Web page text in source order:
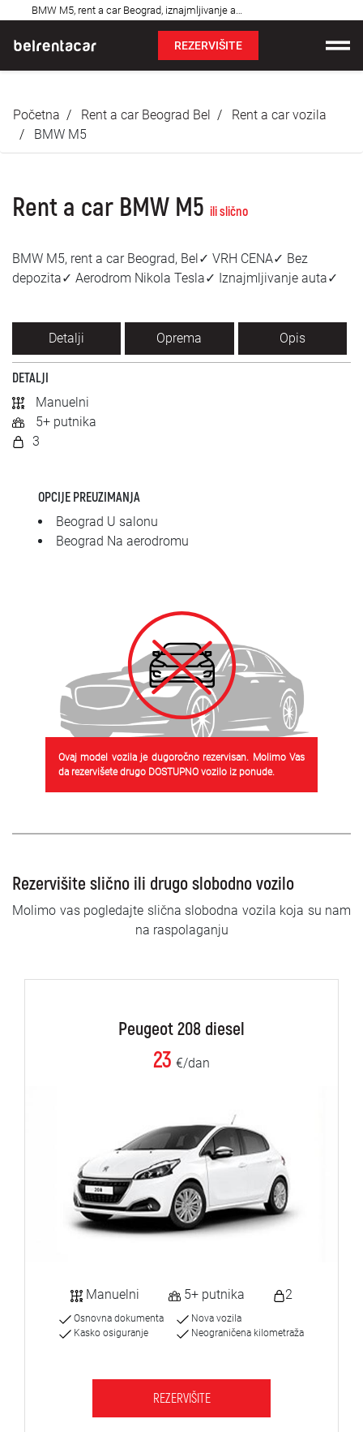
BMW M5, rent a car Beograd, iznajmljivanje auta: Bel✓
pitanja
REZERVIŠITE
Cene
O nama
Najčešća pitanja
Kontakt
SRPSKI
СРПСКИ
Početna Rent a car Beograd Bel
Rent a car vozila
BMW M5
Rent a car BMW M5 ili slično
BMW M5, rent a car Beograd, Bel✓ VRH CENA✓ Bez
depozita✓ Aerodrom Nikola Tesla✓ Iznajmljivanje auta✓
Detalji Oprema Opis
DETALJI
Manuelni
5+ putnika
3
OPCIJE PREUZIMANJA
Beograd U salonu
Beograd Na aerodromu
Ovaj model vozila je dugoročno rezervisan. Molimo Vas
da rezervišete drugo DOSTUPNO vozilo iz ponude.
Rezervišite slično ili drugo slobodno vozilo
Molimo vas pogledajte slična slobodna vozila koja su nam
na raspolaganju
Peugeot 208 diesel
23 €/dan
Manuelni 5+ putnika 2
Osnovna dokumenta
Kasko osiguranje
Nova vozila
Neograničena kilometraža
REZERVIŠITE